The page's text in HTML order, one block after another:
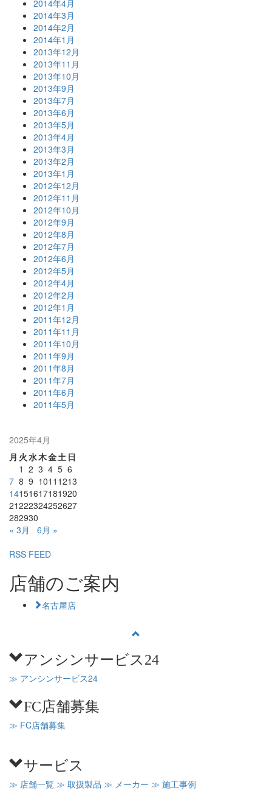
2014年4月
2014年3月
2014年2月
2014年1月
2013年12月
2013年11月
2013年10月
2013年9月
2013年7月
2013年6月
2013年5月
2013年4月
2013年3月
2013年2月
2013年1月
2012年12月
2012年11月
2012年10月
2012年9月
2012年8月
2012年7月
2012年6月
2012年5月
2012年4月
2012年2月
2012年1月
2011年12月
2011年11月
2011年10月
2011年9月
2011年8月
2011年7月
2011年6月
2011年5月
2025年4月
月 火水木金土 日
1 2 3 4 5 6
7 8 9 1011 1213
14151617181920
21222324252627
282930
« 3月
6月 »
RSS FEED
店舗のご案内
名古屋店
アンシンサービス24
≫ アンシンサービス24
FC店舗募集
≫ FC店舗募集
サービス
≫ 店舗一覧 ≫ 取扱製品 ≫ メーカー ≫ 施工事例